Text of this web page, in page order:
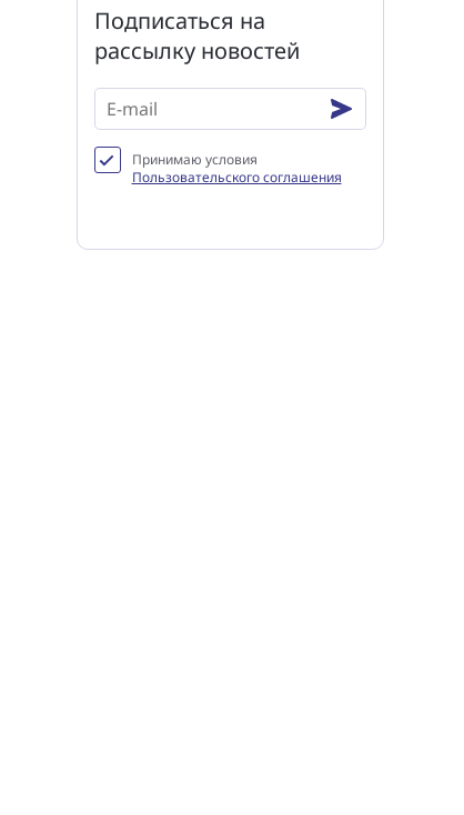
Подписаться на
рассылку новостей
Принимаю условия
Пользовательского соглашения